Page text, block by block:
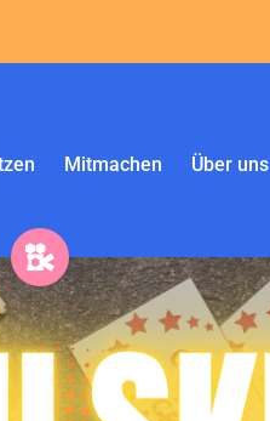
Mitmachen Über uns